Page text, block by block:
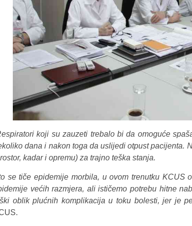
koji su zauzeti trebalo bi da omoguće
dana i nakon toga da uslijedi otpust pacijenta.
kadar i opremu) za trajno teška stanja.
se tiče epidemije morbila, u ovom trenutku KCUS
većih razmjera, ali ističemo potrebu hitne
oblik plućnih komplikacija u toku bolesti, jer je